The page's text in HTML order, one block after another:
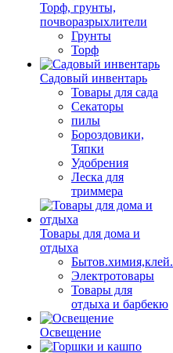
Торф, грунты,
почворазрыхлители
Грунты
Торф
Садовый инвентарь
Товары для сада
Секаторы
пилы
Бороздовики,
Тяпки
Удобрения
Леска для
триммера
Товары для дома и
отдыха
Бытов.химия,клей.
Электротовары
Товары для
отдыха и барбекю
Освещение